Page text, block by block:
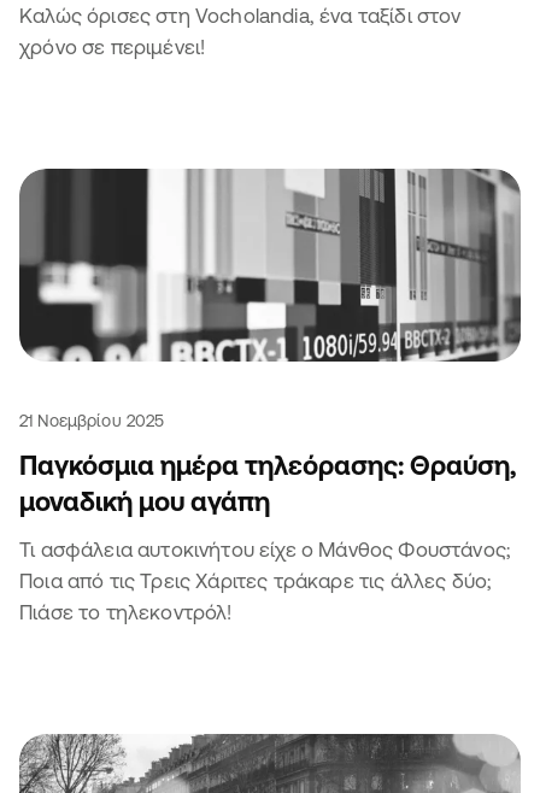
Καλώς όρισες στη Vocholandia, ένα ταξίδι στον
χρόνο σε περιμένει!
21 Νοεμβρίου 2025
Παγκόσμια ημέρα τηλεόρασης: Θραύση,
μοναδική μου αγάπη
Τι ασφάλεια αυτοκινήτου είχε ο Μάνθος Φουστάνος;
Ποια από τις Τρεις Χάριτες τράκαρε τις άλλες δύο;
Πιάσε το τηλεκοντρόλ!